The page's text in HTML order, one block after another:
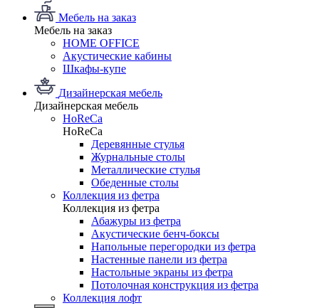
Мебель на заказ
Мебель на заказ
HOME OFFICE
Акустические кабины
Шкафы-купе
Дизайнерская мебель
Дизайнерская мебель
HoReCa
HoReCa
Деревянные стулья
Журнальные столы
Металлические стулья
Обеденные столы
Коллекция из фетра
Коллекция из фетра
Абажуры из фетра
Акустические бенч-боксы
Напольные перегородки из фетра
Настенные панели из фетра
Настольные экраны из фетра
Потолочная конструкция из фетра
Коллекция лофт